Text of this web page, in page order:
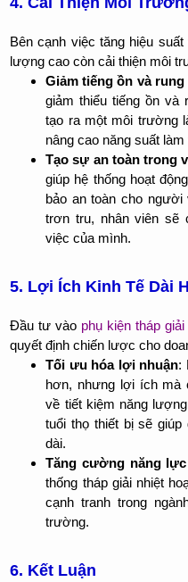
Bên cạnh việc tăng hiệu
lượng cao còn cải thiện môi
Giảm tiếng ồn và rung
giảm thiểu tiếng ồn và
tạo ra một môi trường
nâng cao năng suất
Tạo sự an toàn trong
giúp hệ thống hoạt
bảo an toàn cho người
trơn tru, nhân viên sẽ
việc của mình.
5. Lợi Ích Kinh Tế Dài
Đầu tư vào phụ kiện tháp
quyết định chiến lược cho
Tối ưu hóa lợi nhuận:
hơn, nhưng lợi ích mà
về tiết kiệm năng
tuổi thọ thiết bị sẽ
dài.
Tăng cường năng
thống tháp giải nhiệt
cạnh tranh trong
trường.
6. Kết Luận